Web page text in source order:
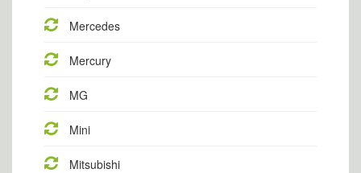
Mercedes
Mercury
MG
Mini
Mitsubishi